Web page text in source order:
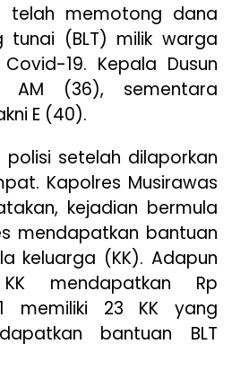
telah memotong dana
tunai (BLT) milik warga
19. Kepala Dusun
AM (36), sementara
E (40).
setelah dilaporkan
Kapolres Musirawas
kejadian bermula
mendapatkan bantuan
keluarga (KK). Adapun
mendapatkan Rp
memiliki 23 KK yang
bantuan BLT